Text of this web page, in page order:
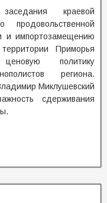
краевой
продовольственной
и импортозамещению
Приморья
политику
региона.
Миклушевский
сдерживания